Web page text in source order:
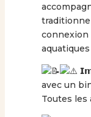
connexion
avec un
Toutes les